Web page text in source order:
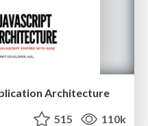
Architecture
515 110k